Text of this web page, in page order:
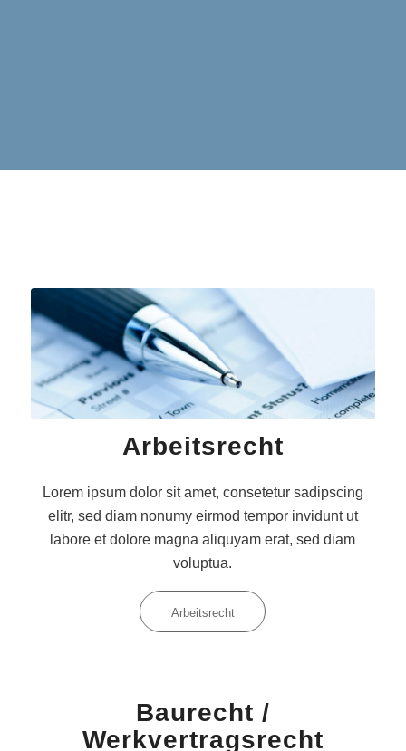
Arbeitsrecht
Lorem ipsum dolor sit amet, consetetur sadipscing
elitr, sed diam nonumy eirmod tempor invidunt ut
labore et dolore magna aliquyam erat, sed diam
voluptua.
Arbeitsrecht
Baurecht /
Werkvertragsrecht